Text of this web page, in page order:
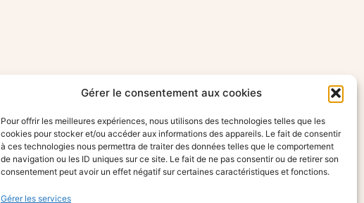
Gérer le consentement aux cookies
Pour offrir les meilleures expériences, nous utilisons des technologies telles que les
cookies pour stocker et/ou accéder aux informations des appareils. Le fait de consentir
à ces technologies nous permettra de traiter des données telles que le comportement
de navigation ou les ID uniques sur ce site. Le fait de ne pas consentir ou de retirer son
consentement peut avoir un effet négatif sur certaines caractéristiques et fonctions.
Gérer les services